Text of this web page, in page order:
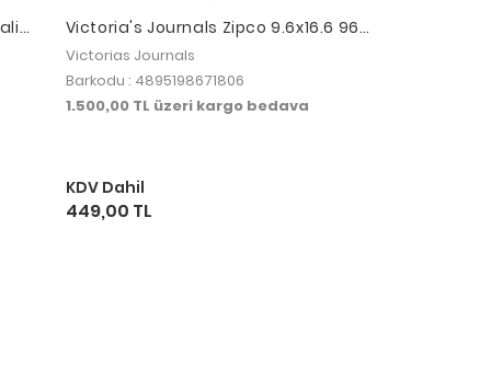
Victoria's Journals Zipco 9.6x16.6 96
Yaprak Çizgili Defter Altın
Victorias Journals
Barkodu : 4895198671806
1.500,00 TL üzeri kargo bedava
KDV Dahil
449,00 TL